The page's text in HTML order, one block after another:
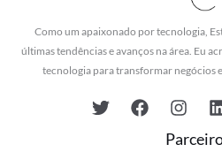
Como um apaixonado por tecnologia,
últimas tendências e avanços na área. Eu
tecnologia para transformar negócios